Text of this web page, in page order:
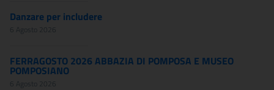
Danzare per includere
6 Agosto 2026
FERRAGOSTO 2026 ABBAZIA DI POMPOSA E MUSEO
POMPOSIANO
6 Agosto 2026